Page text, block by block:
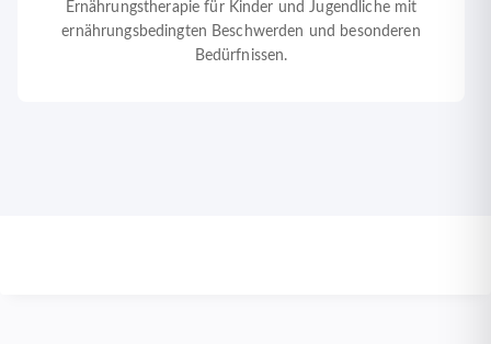
Ernährungstherapie für Kinder und Jugendliche mit
ernährungsbedingten Beschwerden und besonderen
Bedürfnissen.